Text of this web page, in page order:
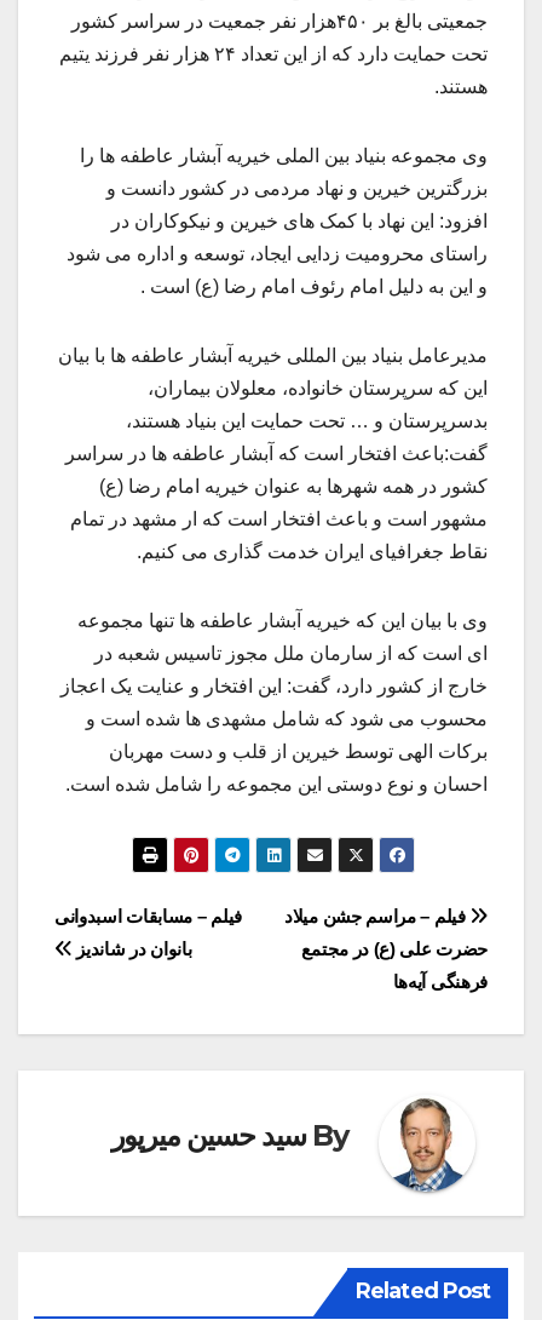
جمعیتی بالغ بر ۴۵۰هزار نفر جمعیت در سراسر کشور
تحت حمایت دارد که از این تعداد ۲۴ هزار نفر فرزند یتیم
هستند.
وی مجموعه بنیاد بین الملی خیریه آبشار عاطفه ها را
بزرگترین خیرین و نهاد مردمی در کشور دانست و
افزود: این نهاد با کمک های خیرین و نیکوکاران در
راستای محرومیت زدایی ایجاد، توسعه و اداره می شود
و این به دلیل امام رئوف امام رضا (ع) است .
مدیرعامل بنیاد بین المللی خیریه آبشار عاطفه ها با بیان
این که سرپرستان خانواده، معلولان بیماران،
بدسرپرستان و … تحت حمایت این بنیاد هستند،
گفت:باعث افتخار است که آبشار عاطفه ها در سراسر
کشور در همه شهرها به عنوان خیریه امام رضا (ع)
مشهور است و باعث افتخار است که ار مشهد در تمام
نقاط جغرافیای ایران خدمت گذاری می کنیم.
وی با بیان این که خیریه آبشار عاطفه ها تنها مجموعه
ای است که از سارمان ملل مجوز تاسیس شعبه در
خارج از کشور دارد، گفت: این افتخار و عنایت یک اعجاز
محسوب می شود که شامل مشهدی ها شده است و
برکات الهی توسط خیرین از قلب و دست مهربان
احسان و نوع دوستی این مجموعه را شامل شده است.
راهبری
نوشته
فیلم – مسابقات اسبدوانی
بانوان در شاندیز
فیلم – مراسم جشن میلاد
حضرت علی (ع) در مجتمع
فرهنگی آیه‌ها
By سید حسین میرپور
Related Post